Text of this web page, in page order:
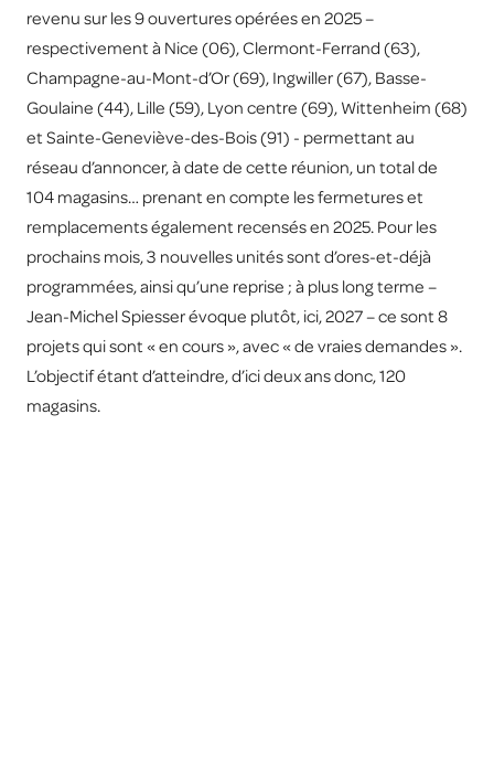
revenu sur les 9 ouvertures opérées en 2025 –
respectivement à Nice (06), Clermont-Ferrand (63),
Champagne-au-Mont-d’Or (69), Ingwiller (67), Basse-
Goulaine (44), Lille (59), Lyon centre (69), Wittenheim (68)
et Sainte-Geneviève-des-Bois (91) - permettant au
réseau d’annoncer, à date de cette réunion, un total de
104 magasins… prenant en compte les fermetures et
remplacements également recensés en 2025. Pour les
prochains mois, 3 nouvelles unités sont d’ores-et-déjà
programmées, ainsi qu’une reprise ; à plus long terme –
Jean-Michel Spiesser évoque plutôt, ici, 2027 – ce sont 8
projets qui sont « en cours », avec « de vraies demandes ».
L’objectif étant d’atteindre, d’ici deux ans donc, 120
magasins.